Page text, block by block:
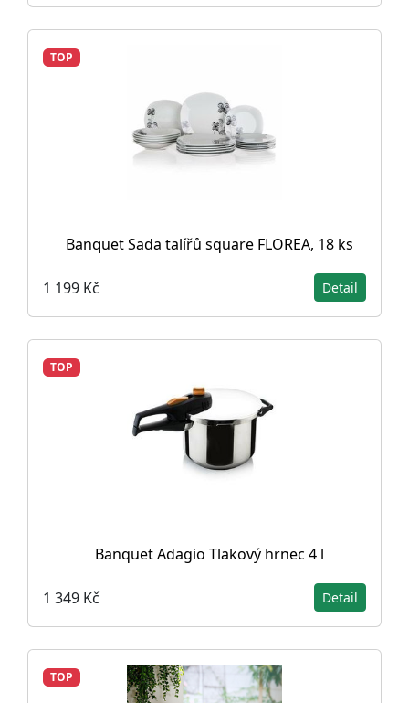
TOP
Banquet Sada talířů square FLOREA, 18 ks
1 199 Kč Detail
TOP
Banquet Adagio Tlakový hrnec 4 l
1 349 Kč Detail
TOP